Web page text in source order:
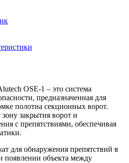
OSE-1 – это система
предназначенная для
полотна секционных ворот.
закрытия ворот и
с препятствиями, обеспечивая
для обнаружения препятствий в
появлении объекта между